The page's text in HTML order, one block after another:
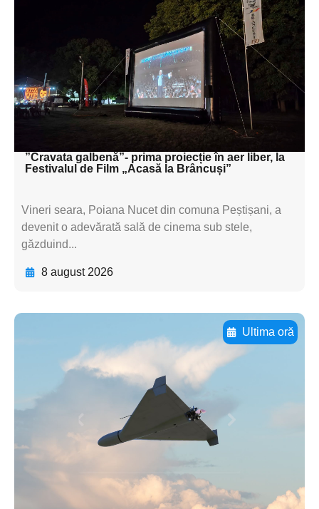
subtitluAdaugă aici
textul pentru
subtitluAdaugă aici
textul pentru
subtitluAdaugă aici
textul pentru subti
”Cravata galbenă”- prima proiecție în aer liber, la
Festivalul de Film „Acasă la Brâncuși”
Vineri seara, Poiana Nucet din comuna Peștișani, a
devenit o adevărată sală de cinema sub stele,
găzduind...
8 august 2026
Ultima oră
Adaugă aici textul pentru
subtitluAdaugă aici
textul pentru
subtitluAdaugă aici
textul pentru
subtitluAdaugă aici
textul pentru subti